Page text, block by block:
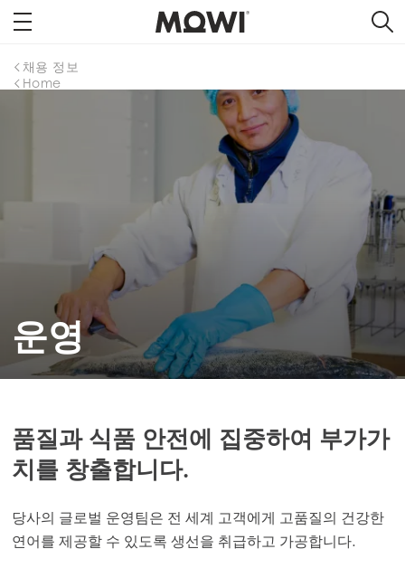
Home
채용 정보
운영
품질과 식품 안전에 집중하여 부가가
치를 창출합니다.
당사의 글로벌 운영팀은 전 세계 고객에게 고품질의 건강한
연어를 제공할 수 있도록 생선을 취급하고 가공합니다.